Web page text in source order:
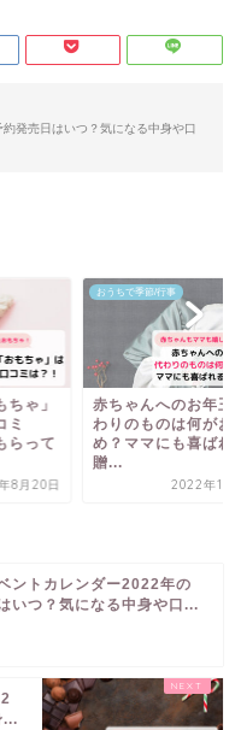
発売日はいつ？気になる中身や口
ちゃ」
ミ
らって
8月20日
おうちで季節/行事
赤ちゃんへのお年玉
わりのものは何がお
め？ママにも喜ばれ
贈...
2022年10
ントカレンダー2022年の
いつ？気になる中身や口...
...